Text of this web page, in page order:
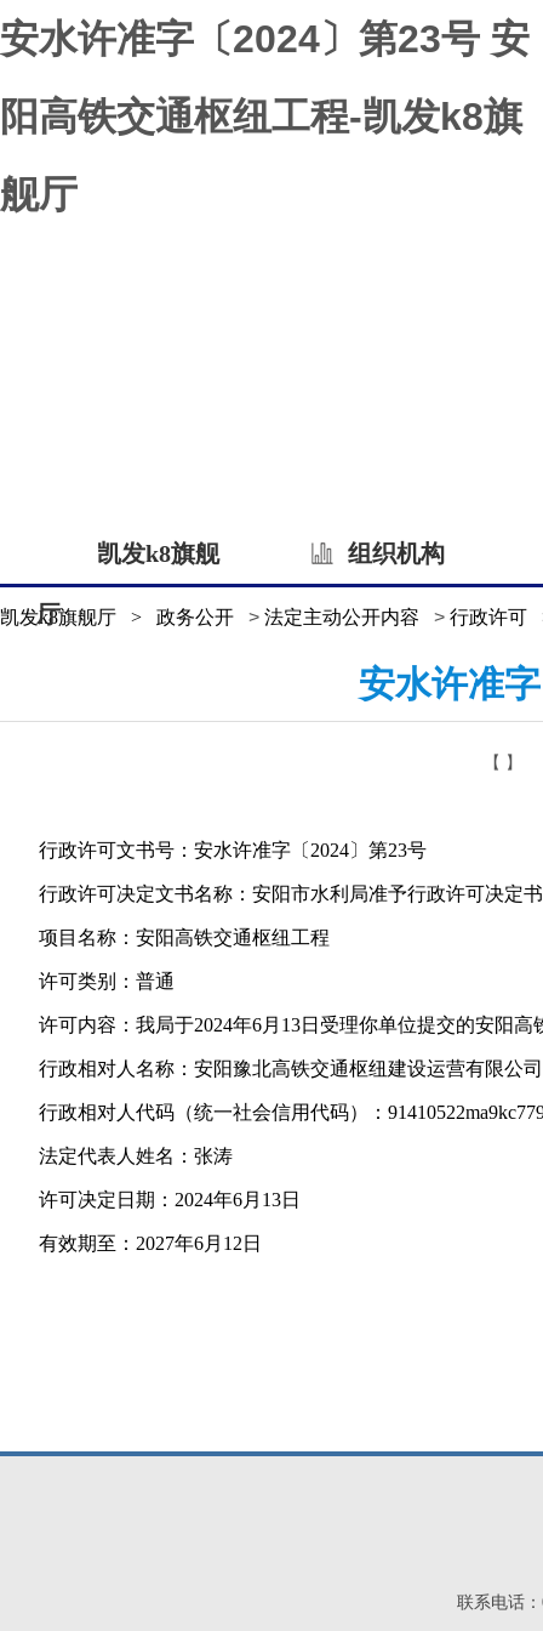
安水许准字〔2024〕第23号 安
阳高铁交通枢纽工程-凯发k8旗
舰厅
凯发k8旗舰
厅
组织机构
凯发k8旗舰厅 > 政务公开 > 法定主动公开内容 > 行政许可
安水许准
【 】
行政许可文书号：安水许准字〔2024〕第23号
行政许可决定文书名称：安阳市水利局准予行政许可决定书
项目名称：安阳高铁交通枢纽工程
许可类别：普通
许可内容：我局于2024年6月13日受理你单位提交的安阳高
行政相对人名称：安阳豫北高铁交通枢纽建设运营有限公司
行政相对人代码（统一社会信用代码）：
法定代表人姓名：张涛
许可决定日期：2024年6月13日
有效期至：2027年6月12日
联系电话：